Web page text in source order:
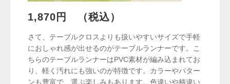
1,870円 （税込）
さて、テーブルクロスよりも扱いやすいサイズで手軽
におしゃれ感が出せるのがテーブルランナーです。こ
ちらのテーブルランナーはPVC素材が編み込まれてお
り、軽く汚れにも強いのが特徴です。カラーやパター
ンも豊富で、選ぶ楽しみもあります。色違いや柄違い